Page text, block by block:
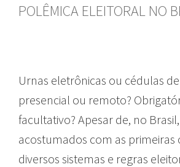
POLÊMICA ELEITORAL NO
Urnas eletrônicas ou cédulas
presencial ou remoto?
facultativo? Apesar de, no
acostumados com as primeiras
diversos sistemas e regras